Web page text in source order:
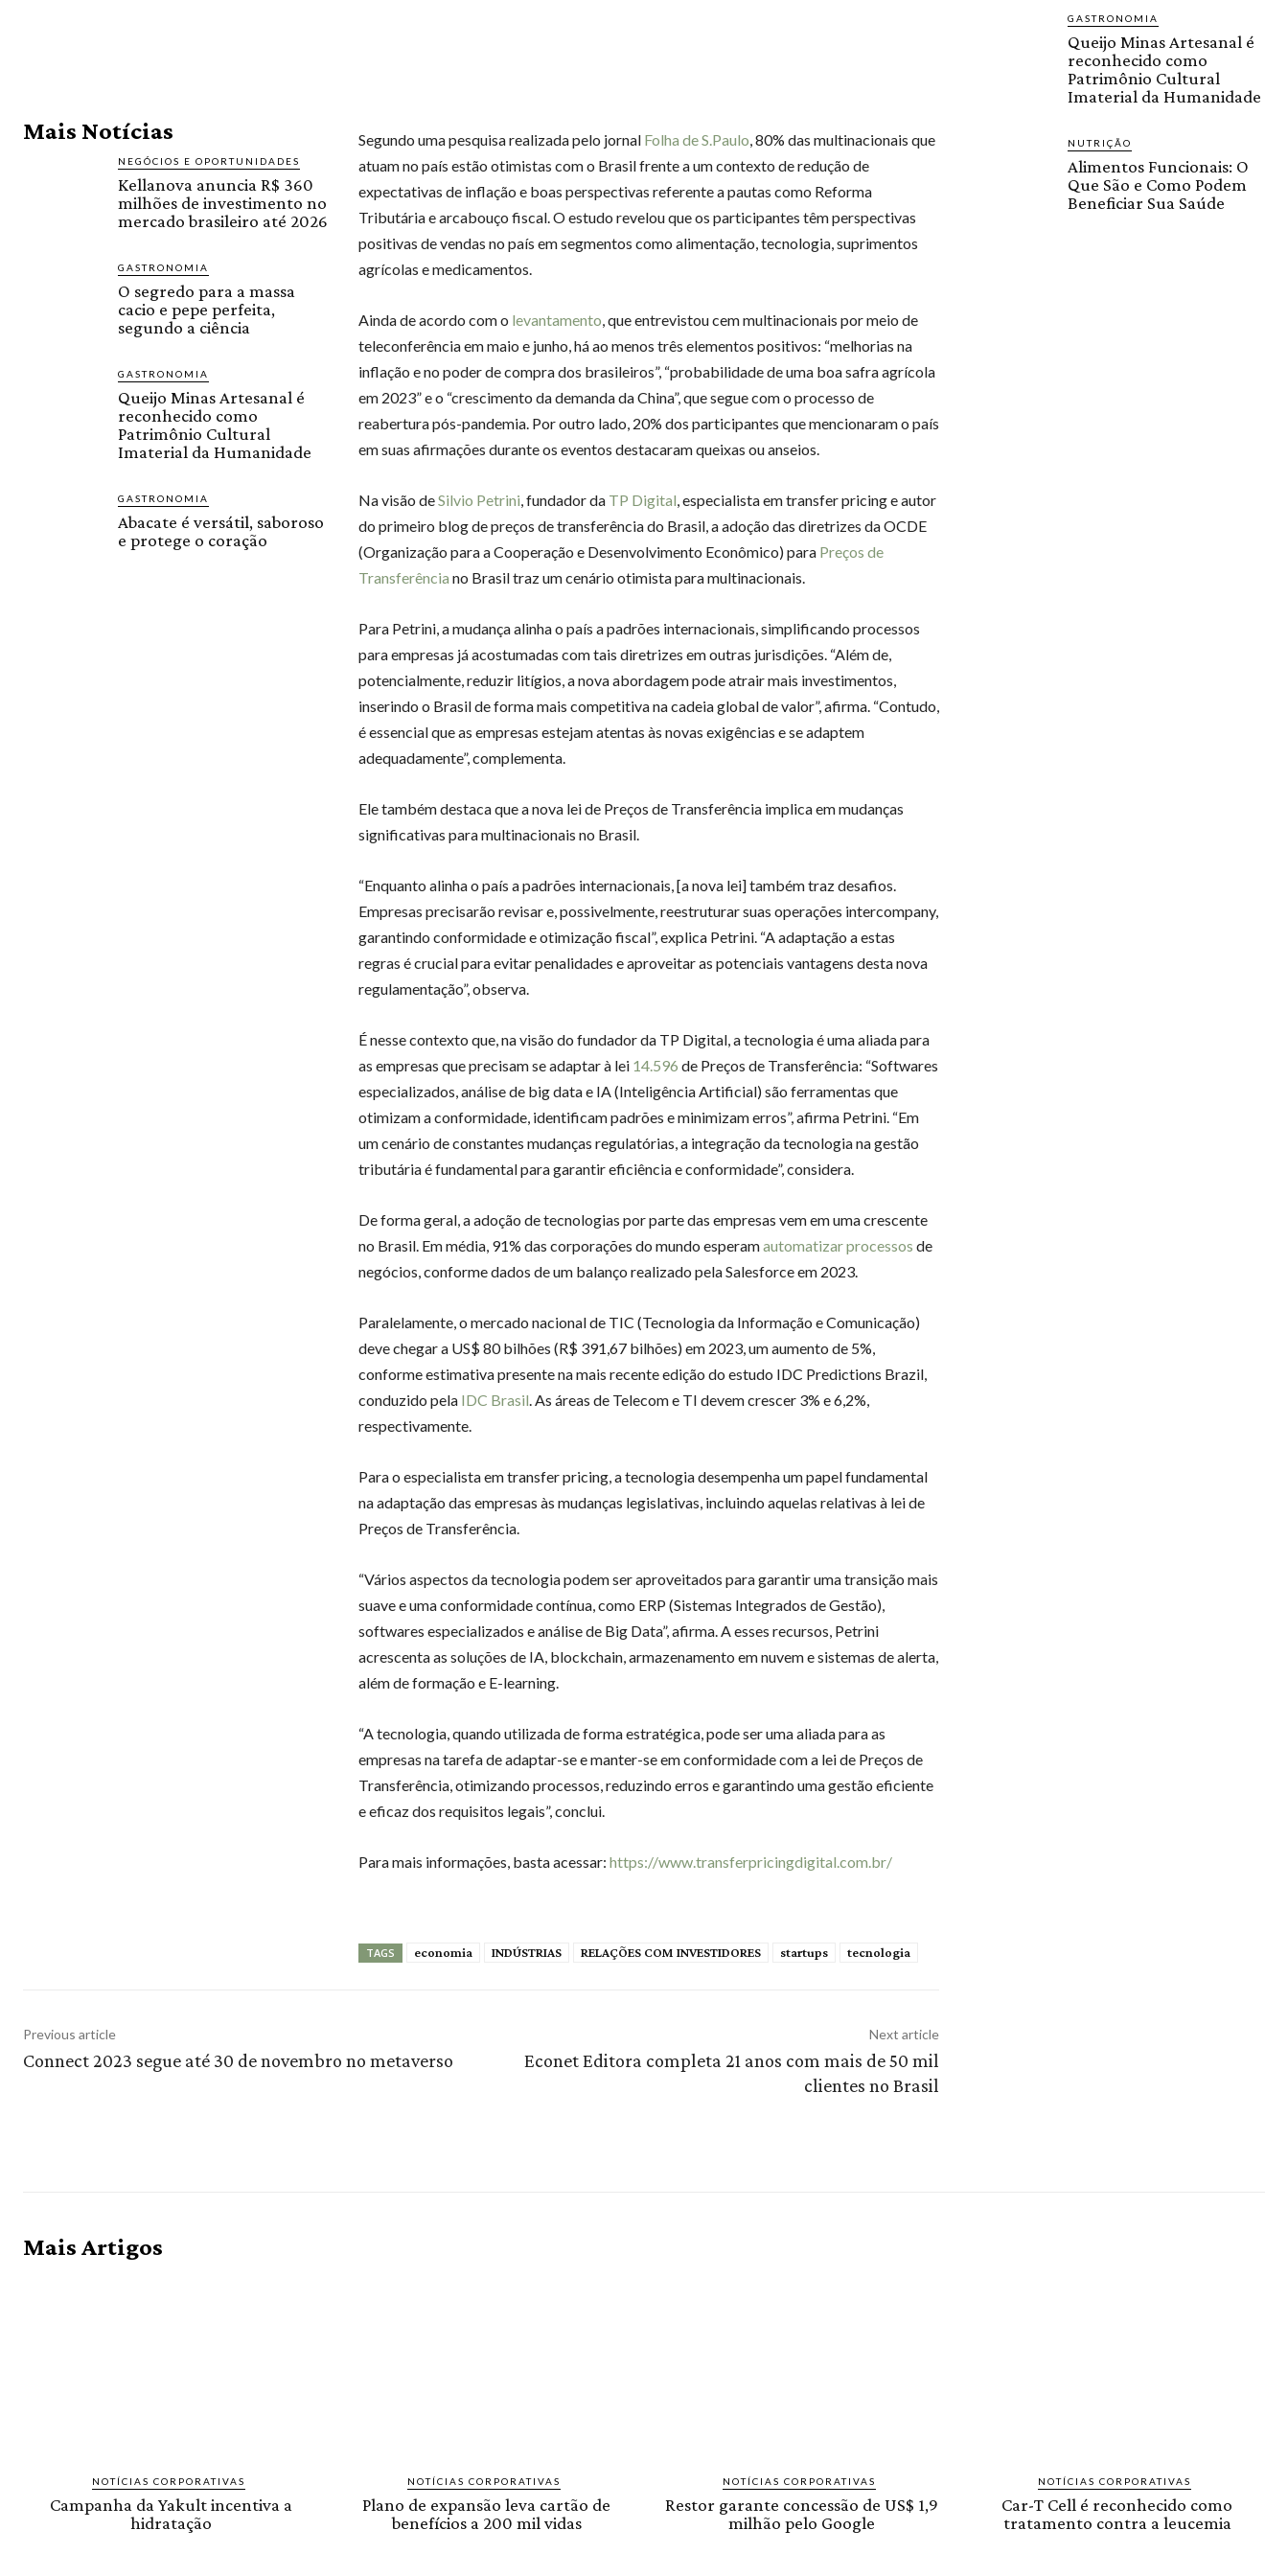
Mais Notícias
NEGÓCIOS E OPORTUNIDADES
Kellanova anuncia R$ 360
milhões de investimento no
mercado brasileiro até 2026
GASTRONOMIA
O segredo para a massa
cacio e pepe perfeita,
segundo a ciência
GASTRONOMIA
Queijo Minas Artesanal é
reconhecido como
Patrimônio Cultural
Imaterial da Humanidade
GASTRONOMIA
Abacate é versátil, saboroso
e protege o coração
Segundo uma pesquisa realizada pelo jornal Folha de S.Paulo, 80% das multinacionais que
atuam no país estão otimistas com o Brasil frente a um contexto de redução de
expectativas de inflação e boas perspectivas referente a pautas como Reforma
Tributária e arcabouço fiscal. O estudo revelou que os participantes têm perspectivas
positivas de vendas no país em segmentos como alimentação, tecnologia, suprimentos
agrícolas e medicamentos.
Ainda de acordo com o levantamento, que entrevistou cem multinacionais por meio de
teleconferência em maio e junho, há ao menos três elementos positivos: “melhorias na
inflação e no poder de compra dos brasileiros”, “probabilidade de uma boa safra agrícola
em 2023” e o “crescimento da demanda da China”, que segue com o processo de
reabertura pós-pandemia. Por outro lado, 20% dos participantes que mencionaram o país
em suas afirmações durante os eventos destacaram queixas ou anseios.
Na visão deSilvio Petrini, fundador da TP Digital, especialista em transfer pricing e autor
do primeiro blog de preços de transferência do Brasil, a adoção das diretrizes da OCDE
(Organização para a Cooperação e Desenvolvimento Econômico) para Preços de
Transferência no Brasil traz um cenário otimista para multinacionais.
Para Petrini, a mudança alinha o país a padrões internacionais, simplificando processos
para empresas já acostumadas com tais diretrizes em outras jurisdições. “Além de,
potencialmente, reduzir litígios, a nova abordagem pode atrair mais investimentos,
inserindo o Brasil de forma mais competitiva na cadeia global de valor”, afirma. “Contudo,
é essencial que as empresas estejam atentas às novas exigências e se adaptem
adequadamente”, complementa.
Ele também destaca que a nova lei de Preços de Transferência implica em mudanças
significativas para multinacionais no Brasil.
“Enquanto alinha o país a padrões internacionais, [a nova lei] também traz desafios.
Empresas precisarão revisar e, possivelmente, reestruturar suas operações intercompany,
garantindo conformidade e otimização fiscal”, explica Petrini. “A adaptação a estas
regras é crucial para evitar penalidades e aproveitar as potenciais vantagens desta nova
regulamentação”, observa.
É nesse contexto que, na visão do fundador da TP Digital, a tecnologia é uma aliada para
as empresas que precisam se adaptar à lei 14.596 de Preços de Transferência: “Softwares
especializados, análise de big data e IA (Inteligência Artificial) são ferramentas que
otimizam a conformidade, identificam padrões e minimizam erros”, afirma Petrini. “Em
um cenário de constantes mudanças regulatórias, a integração da tecnologia na gestão
tributária é fundamental para garantir eficiência e conformidade”, considera.
De forma geral, a adoção de tecnologias por parte das empresas vem em uma crescente
no Brasil. Em média, 91% das corporações do mundo esperamautomatizar processos de
negócios, conforme dados de um balanço realizado pela Salesforce em 2023.
Paralelamente, o mercado nacional de TIC (Tecnologia da Informação e Comunicação)
deve chegar a US$ 80 bilhões (R$ 391,67 bilhões) em 2023, um aumento de 5%,
conforme estimativa presente na mais recente edição do estudo IDC Predictions Brazil,
conduzido pela IDC Brasil. As áreas de Telecom e TI devem crescer 3% e 6,2%,
respectivamente.
Para o especialista em transfer pricing, a tecnologia desempenha um papel fundamental
na adaptação das empresas às mudanças legislativas, incluindo aquelas relativas à lei de
Preços de Transferência.
“Vários aspectos da tecnologia podem ser aproveitados para garantir uma transição mais
suave e uma conformidade contínua, como ERP (Sistemas Integrados de Gestão),
softwares especializados e análise de Big Data”, afirma. A esses recursos, Petrini
acrescenta as soluções de IA, blockchain, armazenamento em nuvem e sistemas de alerta,
além de formação e E-learning.
“A tecnologia, quando utilizada de forma estratégica, pode ser uma aliada para as
empresas na tarefa de adaptar-se e manter-se em conformidade com a lei de Preços de
Transferência, otimizando processos, reduzindo erros e garantindo uma gestão eficiente
e eficaz dos requisitos legais”, conclui.
Para mais informações, basta acessar: https://www.transferpricingdigital.com.br/
TAGS economia INDÚSTRIAS RELAÇÕES COM INVESTIDORES startups tecnologia
Previous article
Connect 2023 segue até 30 de novembro no metaverso
Next article
Econet Editora completa 21 anos com mais de 50 mil
clientes no Brasil
GASTRONOMIA
Queijo Minas Artesanal é
reconhecido como
Patrimônio Cultural
Imaterial da Humanidade
NUTRIÇÃO
Alimentos Funcionais: O
Que São e Como Podem
Beneficiar Sua Saúde
Mais Artigos
NOTÍCIAS CORPORATIVAS
Campanha da Yakult incentiva a
hidratação
NOTÍCIAS CORPORATIVAS
Plano de expansão leva cartão de
benefícios a 200 mil vidas
NOTÍCIAS CORPORATIVAS
Restor garante concessão de US$ 1,9
milhão pelo Google
NOTÍCIAS CORPORATIVAS
Car-T Cell é reconhecido como
tratamento contra a leucemia